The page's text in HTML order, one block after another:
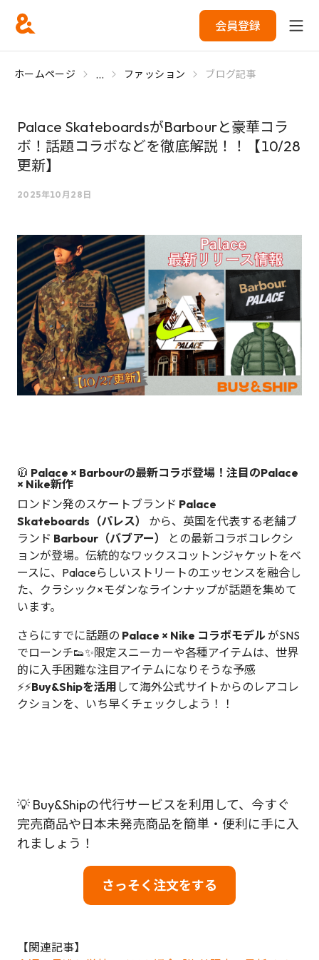
会員登録
ホームページ ... ファッション ブログ記事
Palace SkateboardsがBarbourと豪華コラ
ボ！話題コラボなどを徹底解説！！【10/28
更新】
2025年10月28日
🧥 Palace × Barbourの最新コラボ登場！注目のPalace
× Nike新作
ロンドン発のスケートブランド Palace
Skateboards（パレス）
から、英国を代表する老舗ブ
ランド Barbour（バブアー）
との最新コラボコレクシ
ョンが登場。伝統的なワックスコットンジャケットをベ
ースに、Palaceらしいストリートのエッセンスを融合し
た、クラシック×モダンなラインナップが話題を集めて
います。
さらにすでに話題の Palace × Nike コラボモデル がSNS
でローンチ👟✨限定スニーカーや各種アイテムは、世界
的に入手困難な注目アイテムになりそうな予感
⚡⚡Buy&Shipを活用 して海外公式サイトからのレアコレ
クションを、いち早くチェックしよう！！
💡 Buy&Shipの代行サービスを利用して、今すぐ
完売商品や日本未発売商品を簡単・便利に手に入
れましょう！
さっそく注文をする
【関連記事】